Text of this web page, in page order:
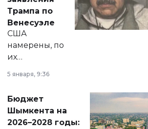
экономики и
личного здоровья.
Трампа по
Венесуэле
США
намерены, по
их
принести
народу
Венесуэлы.
5 января, 9:36
Бюджет
Шымкента на
2026–2028 годы: